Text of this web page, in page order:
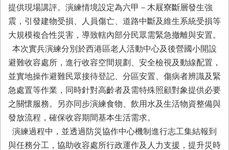
資
訊
服
務
消
防
宣
導
民
力
園
地
提供現場講評。演練情境設定為六甲－木屐寮斷層發生強
震，引發建物受損、人員傷亡、道路中斷及維生系統受損等
大規模複合性災害，導致轄內部分民眾需緊急撤離與安置。
本次實兵演練分別於西港區老人活動中心及後營國小開設
避難收容處所，進行收容空間規劃、安全檢視及動線配置，
並實地操作避難民眾接待登記、分區安置、傷病者辨識及緊
急處置等作業，同時針對高齡者及需特殊照顧對象提供必要
之關懷服務。另亦同步演練食物、飲用水及生活物資整備與
發放流程，確保收容期間基本生活需求。
演練過程中，並透過防災協作中心機制進行志工集結報到
與任務分工，協助收容處所行政運作及人力支援，提升災時